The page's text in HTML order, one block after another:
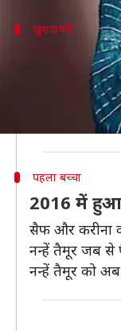
खुशखबरी
सैफ और
देने के लिए
अब दोनों के
पहला बच्चा
2016 में
सैफ और करीना
नन्हें तैमूर जब से
नन्हें तैमूर को